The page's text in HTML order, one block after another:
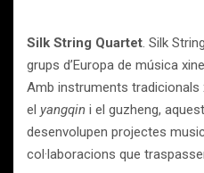
Silk String Quartet. Silk
grups d’Europa de música
Amb instruments tradicionals
el yangqin i el guzheng,
desenvolupen projectes
col·laboracions que